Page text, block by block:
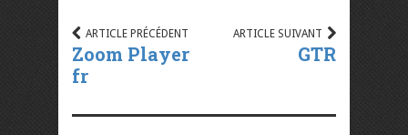
ARTICLE PRÉCÉDENT
Zoom Player
fr
ARTICLE SUIVANT
GTR